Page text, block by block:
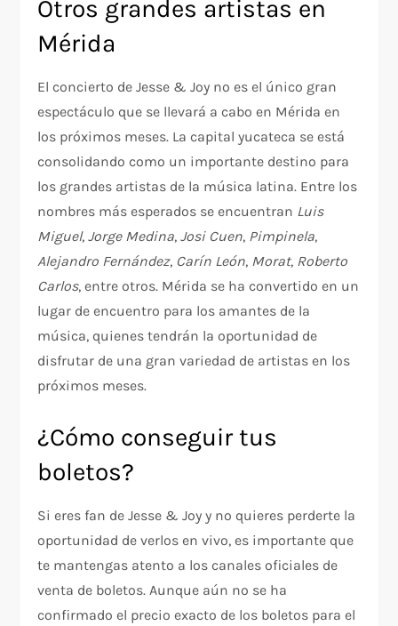
Otros grandes artistas en
Mérida
El concierto de Jesse & Joy no es el único gran
espectáculo que se llevará a cabo en Mérida en
los próximos meses. La capital yucateca se está
consolidando como un importante destino para
los grandes artistas de la música latina. Entre los
nombres más esperados se encuentran Luis
Miguel,Jorge Medina,Josi Cuen, Pimpinela,
Alejandro Fernández, Carín León, Morat, Roberto
Carlos, entre otros. Mérida se ha convertido en un
lugar de encuentro para los amantes de la
música, quienes tendrán la oportunidad de
disfrutar de una gran variedad de artistas en los
próximos meses.
¿Cómo conseguir tus
boletos?
Si eres fan de Jesse & Joy y no quieres perderte la
oportunidad de verlos en vivo, es importante que
te mantengas atento a los canales oficiales de
venta de boletos. Aunque aún no se ha
confirmado el precio exacto de los boletos para el